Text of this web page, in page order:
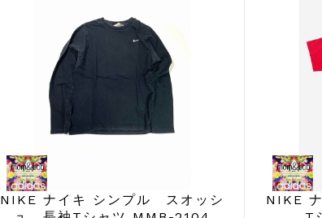
NIKE ナイキ シンプル スオッシ
NIKE